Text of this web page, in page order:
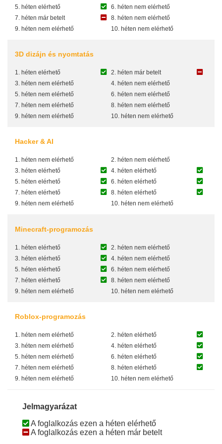
5. héten elérhető
6. héten nem elérhető
7. héten már betelt
8. héten nem elérhető
9. héten nem elérhető
10. héten nem elérhető
3D dizájn és nyomtatás
1. héten elérhető
2. héten már betelt
3. héten nem elérhető
4. héten nem elérhető
5. héten nem elérhető
6. héten nem elérhető
7. héten nem elérhető
8. héten nem elérhető
9. héten nem elérhető
10. héten nem elérhető
Hacker & AI
1. héten nem elérhető
2. héten nem elérhető
3. héten elérhető
4. héten elérhető
5. héten elérhető
6. héten elérhető
7. héten elérhető
8. héten elérhető
9. héten nem elérhető
10. héten nem elérhető
Minecraft-programozás
1. héten elérhető
2. héten nem elérhető
3. héten elérhető
4. héten nem elérhető
5. héten elérhető
6. héten nem elérhető
7. héten elérhető
8. héten nem elérhető
9. héten nem elérhető
10. héten nem elérhető
Roblox-programozás
1. héten nem elérhető
2. héten elérhető
3. héten nem elérhető
4. héten elérhető
5. héten nem elérhető
6. héten elérhető
7. héten nem elérhető
8. héten elérhető
9. héten nem elérhető
10. héten nem elérhető
Jelmagyarázat
A foglalkozás ezen a héten elérhető
A foglalkozás ezen a héten már betelt